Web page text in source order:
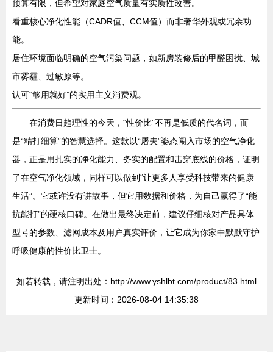
预算有限，但希望对家庭空气质量有实质性改善。
看重核心净化性能（CADR值、CCM值）而非奢华外观或冗余功
能。
居住环境面临明确的空气污染问题，如新房装修后的甲醛困扰、城
市雾霾、过敏原等。
认可“够用就好”的实用主义消费观。
在消费日趋理性的今天，“性价比”不再是低质的代名词，而
是“精打细算”的智慧选择。这款以“屠夫”姿态闯入市场的空气净化
器，正是用扎实的净化能力、务实的配置和击穿底线的价格，证明
了在空气净化领域，同样可以做到“让更多人享受科技带来的健康
生活”。它或许没有讲故事，但它用数据和价格，为自己赢得了“能
抗能打”的硬核口碑。在做出最终决定前，建议仔细核对产品具体
型号的参数、滤网成本及用户真实评价，让它成为你家中默默守护
呼吸健康的性价比卫士。
如若转载，请注明出处：http://www.yshlbt.com/product/83.html
更新时间：2026-08-04 14:35:38